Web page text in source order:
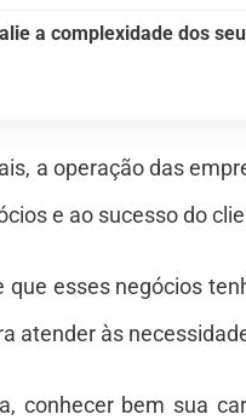
a complexidade dos
a operação das
e ao sucesso do
que esses negócios
atender às
conhecer bem sua